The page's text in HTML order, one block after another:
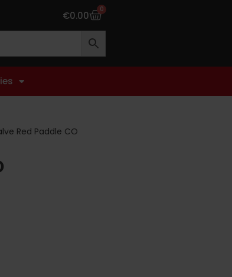
€0.00 0
Red Paddle CO